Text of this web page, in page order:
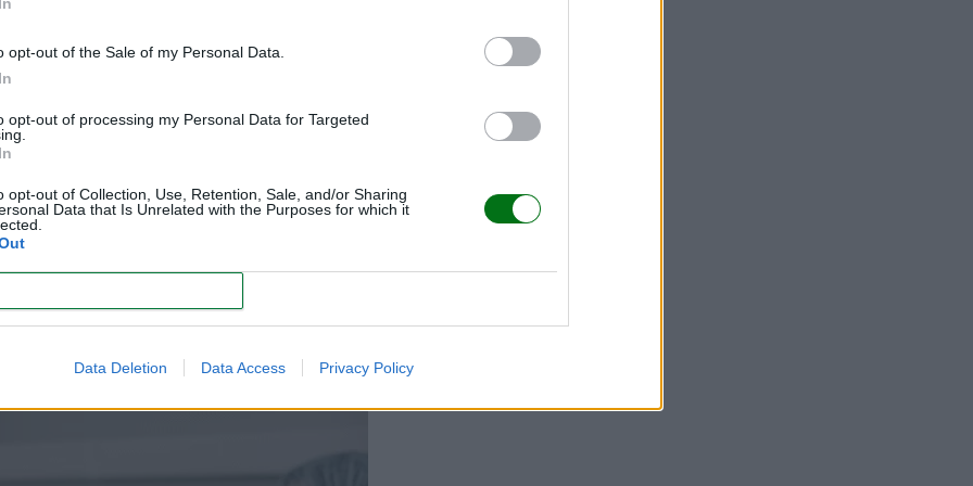
opt-out of the Sale of my Personal Data.
opt-out of processing my Personal Data for Targeted
opt-out of Collection, Use, Retention, Sale, and/or Sharing
Data that Is Unrelated with the Purposes for which it
Data Deletion Data Access Privacy Policy
PARTO INEQUÍVOCOS
vaginal y el nacimiento por cesárea, existe una mayor diversidad en
partos inducidos, los partos con instrumentalización, los naturales, los que
en casa y un largo etcétera.
dar a luz más habituales, así como los recursos médicos que se suelen